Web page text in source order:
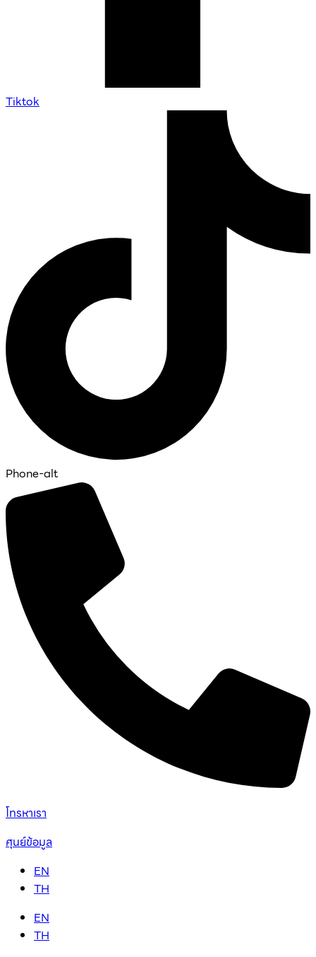
Tiktok
Phone-alt
โทรหาเรา
ศุนย์ข้อมูล
EN
TH
EN
TH